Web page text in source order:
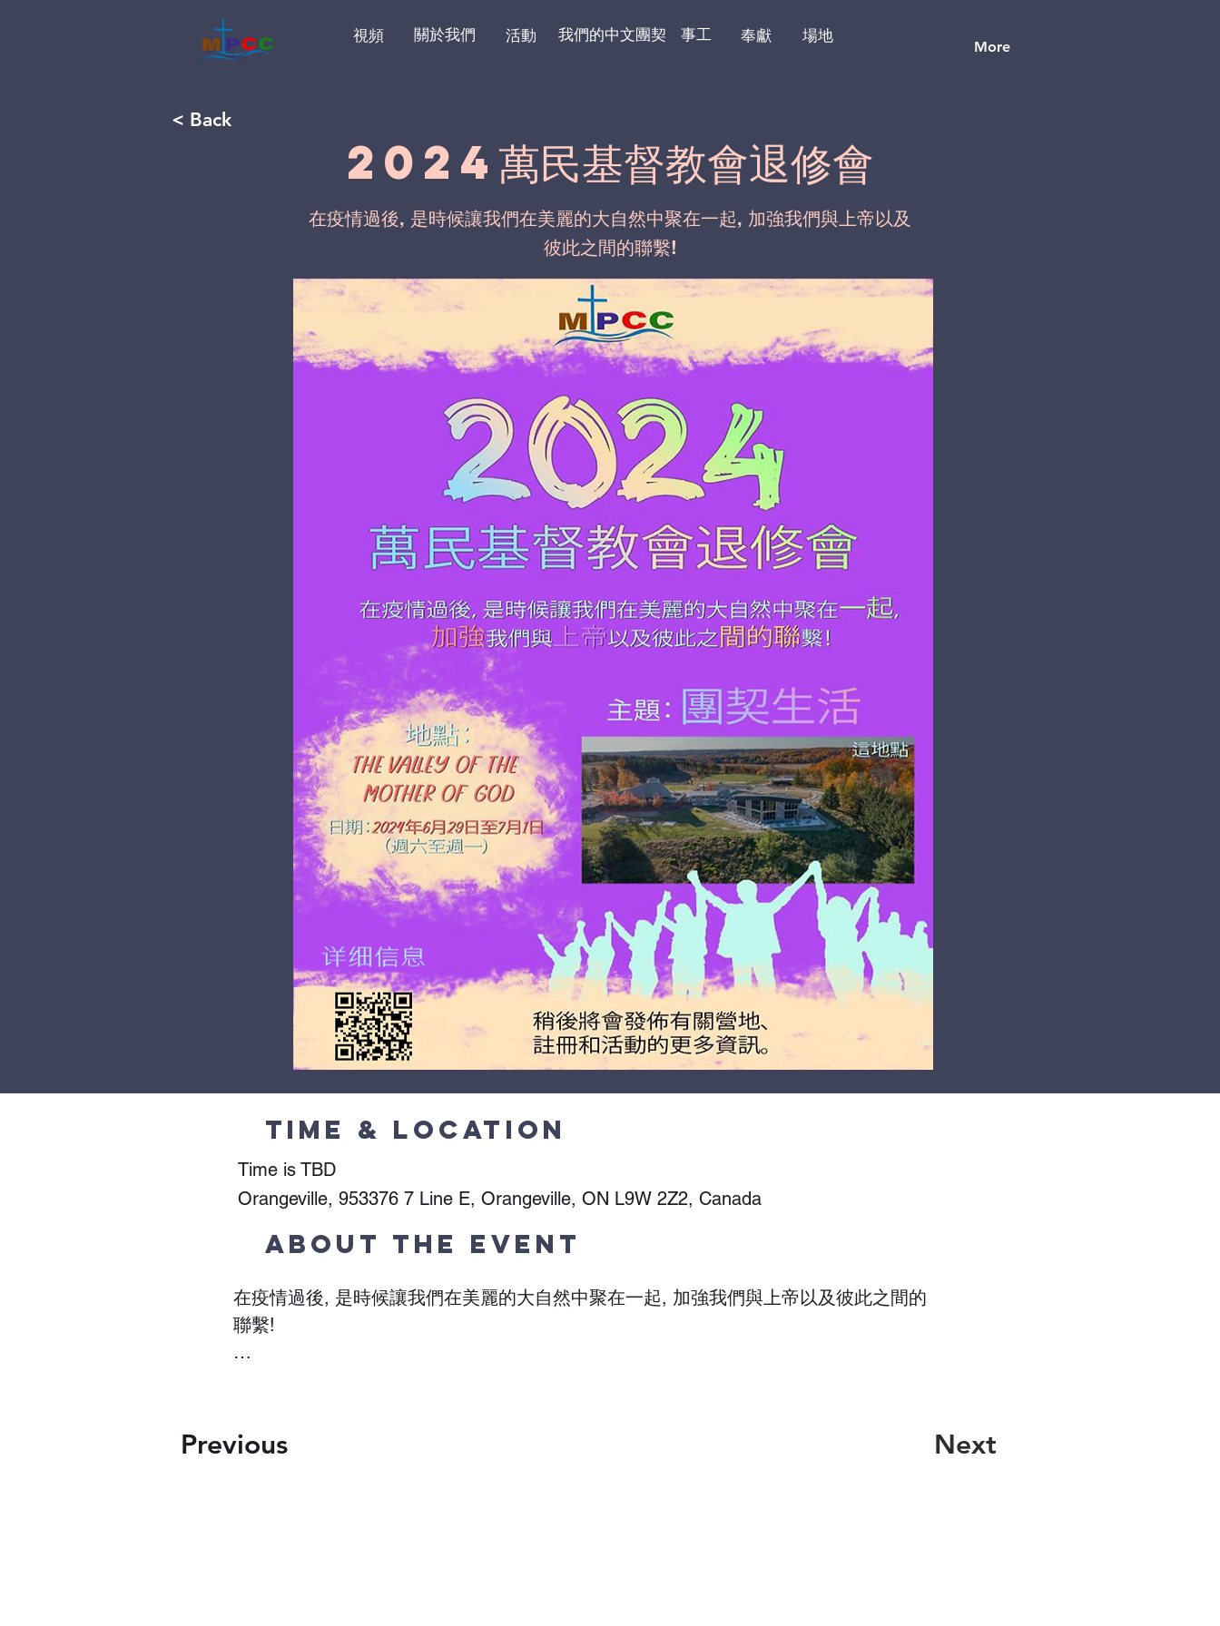
視頻 關於我們 活動 我們的中文團契 事工 奉獻 場地
More
< Back
2024萬民基督教會退修會
在疫情過後, 是時候讓我們在美麗的大自然中聚在一起, 加強我們與上帝以及
彼此之間的聯繫!
Time & Location
Time is TBD
Orangeville, 953376 7 Line E, Orangeville, ON L9W 2Z2, Canada
About The Event
在疫情過後, 是時候讓我們在美麗的大自然中聚在一起, 加強我們與上帝以及彼此之間的
聯繫!
953376 7 Line E, Orangeville, ON L9W 2Z2, Canada
thevalleyofthemotherofgod.ca
Previous Next